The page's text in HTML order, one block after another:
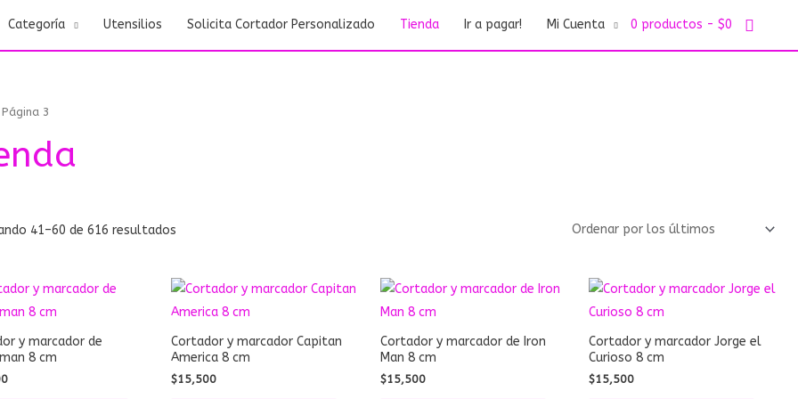
Categoría Utensilios Solicita Cortador Personalizado Tienda Ir a pagar! Mi Cuenta 0 productos $0 Buscar
3
41–60 de 616 resultados
y marcador de
8 cm
Cortador y marcador Capitan
America 8 cm
$15,500
Cortador y marcador de Iron
Man 8 cm
$15,500
Cortador y marcador Jorge el
Curioso 8 cm
$15,500